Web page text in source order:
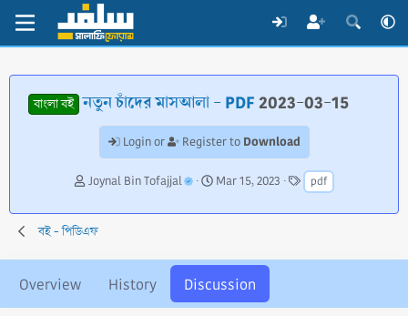
বাংলা বই নতুন চাঁদের মাসআলা - PDF 2023-03-15
Login or Register to Download
T
r
e
d
Joynal Bin Tofajjal
S
a
d
a
t
Mar 15, 2023
T
a
g
pdf
বই - পিডিএফ
Overview History Discussion